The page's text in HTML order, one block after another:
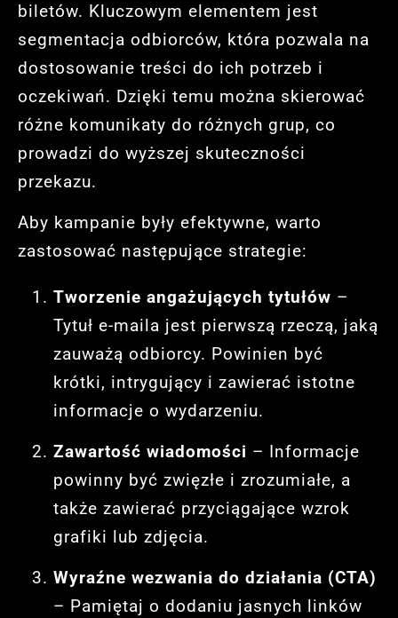
biletów. Kluczowym elementem jest
segmentacja odbiorców, która pozwala na
dostosowanie treści do ich potrzeb i
oczekiwań. Dzięki temu można skierować
różne komunikaty do różnych grup, co
prowadzi do wyższej skuteczności
przekazu.
Aby kampanie były efektywne, warto
zastosować następujące strategie:
Tworzenie angażujących tytułów –
Tytuł e-maila jest pierwszą rzeczą, jaką
zauważą odbiorcy. Powinien być
krótki, intrygujący i zawierać istotne
informacje o wydarzeniu.
Zawartość wiadomości – Informacje
powinny być zwięzłe i zrozumiałe, a
także zawierać przyciągające wzrok
grafiki lub zdjęcia.
Wyraźne wezwania do działania (CTA)
– Pamiętaj o dodaniu jasnych linków